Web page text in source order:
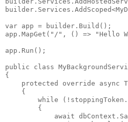
var app = builder.Build();
app.MapGet("/", () => "Hello
app.Run();
public class
{
protected override async
    {
while
        {
await